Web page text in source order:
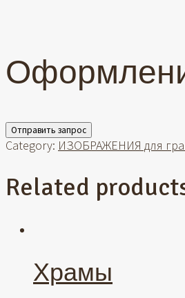
Отправить запрос
Category: ИЗОБРАЖЕНИЯ для
Related
Храмы